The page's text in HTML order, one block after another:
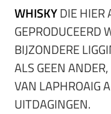
WHISKYDIE HIER
GEPRODUCEERD
BIJZONDERE
ALS GEEN
VAN LAPHROAIG
UITDAGINGEN.